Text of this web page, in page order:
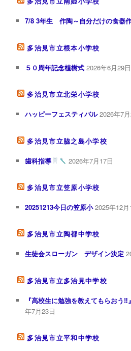
7/8 3年生 作陶～自分だけの食器
多治見市立根本小学校
５０周年記念植樹式 2026年6月29日
多治見市立北栄小学校
ハッピーフェスティバル 2026年7
多治見市立脇之島小学校
歯科指導 2026年7月17日
多治見市立笠原小学校
20251213今日の笠原小 2025年12月
多治見市立陶都中学校
生徒会スローガン デザイン決定
多治見市立多治見中学校
『高校生に勉強を教えてもらおう‼︎
年7月23日
多治見市立平和中学校